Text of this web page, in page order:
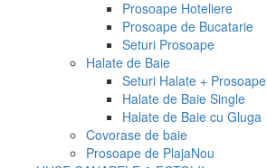
Prosoape Hoteliere
Prosoape de Bucatarie
Seturi Prosoape
Halate de Baie
Seturi Halate + Prosoape
Halate de Baie Single
Halate de Baie cu Gluga
Covorase de baie
Prosoape de PlajaNou